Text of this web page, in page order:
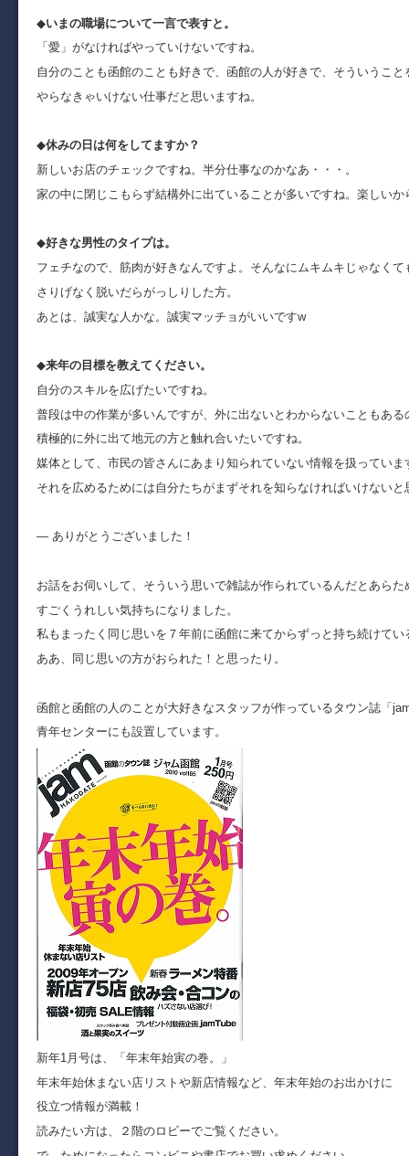
◆いまの職場について一言で表すと。
「愛」がなければやっていけないですね。
自分のことも函館のことも好きで、函館の人が好きで、そういうこと
やらなきゃいけない仕事だと思いますね。
◆休みの日は何をしてますか？
新しいお店のチェックですね。半分仕事なのかなあ・・・。
家の中に閉じこもらず結構外に出ていることが多いですね。楽しいか
◆好きな男性のタイプは。
フェチなので、筋肉が好きなんですよ。そんなにムキムキじゃなくて
さりげなく脱いだらがっしりした方。
あとは、誠実な人かな。誠実マッチョがいいですw
◆来年の目標を教えてください。
自分のスキルを広げたいですね。
普段は中の作業が多いんですが、外に出ないとわからないこともある
積極的に外に出て地元の方と触れ合いたいですね。
媒体として、市民の皆さんにあまり知られていない情報を扱っていま
それを広めるためには自分たちがまずそれを知らなければいけないと
― ありがとうございました！
お話をお伺いして、そういう思いで雑誌が作られているんだとあらた
すごくうれしい気持ちになりました。
私もまったく同じ思いを７年前に函館に来てからずっと持ち続けてい
ああ、同じ思いの方がおられた！と思ったり。
函館と函館の人のことが大好きなスタッフが作っているタウン誌「
青年センターにも設置しています。
新年1月号は、「年末年始寅の巻。」
年末年始休まない店リストや新店情報など、年末年始のお出かけに
役立つ情報が満載！
読みたい方は、２階のロビーでご覧ください。